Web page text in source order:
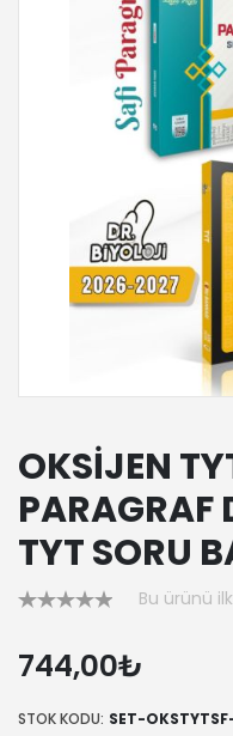
OKSİJEN
PARAGRAF
TYT SORU
Bu ürünü
744,00₺
STOK KODU: SET-